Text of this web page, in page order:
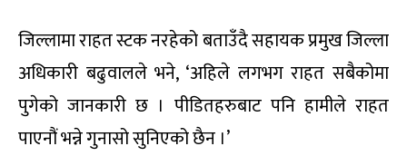
जिल्लामा राहत स्टक नरहेको बताउँदै सहायक प्रमुख जिल्ला
अधिकारी बढुवालले भने, ‘अहिले लगभग राहत सबैकोमा
पुगेको जानकारी छ । पीडितहरुबाट पनि हामीले राहत
पाएनौं भन्ने गुनासो सुनिएको छैन ।’